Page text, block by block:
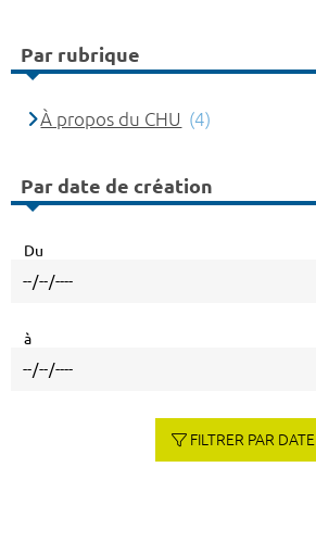
Par rubrique
À propos du CHU (4)
Par date de création
Du
à
FILTRER PAR DATE